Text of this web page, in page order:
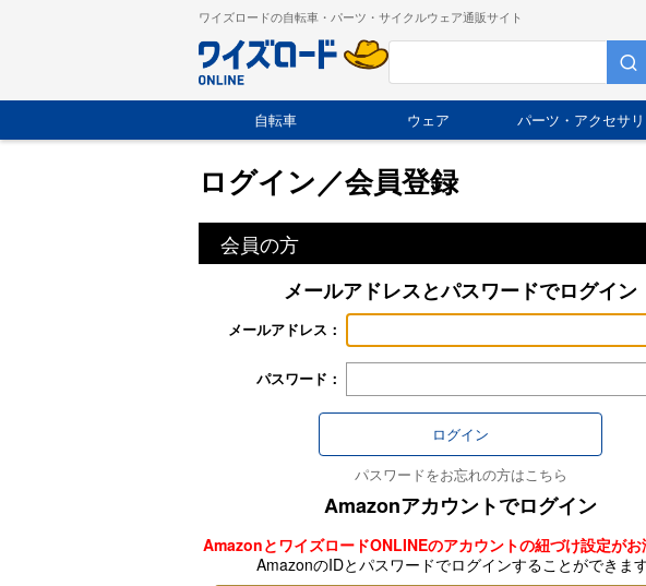
ワイズロードの自転車・パーツ・サイクルウェア通販サイト
自転車 ウェア パーツ・アクセサリ
ログイン／会員登録
会員の方
メールアドレスとパスワードでログイン
メールアドレス：
パスワード：
パスワードをお忘れの方はこちら
Amazonアカウントでログイン
AmazonとワイズロードONLINEのアカウントの紐づけ設定がお
AmazonのIDとパスワードでログインすることができます